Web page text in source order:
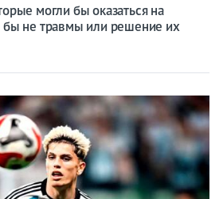
могли бы оказаться на
не травмы или решение их